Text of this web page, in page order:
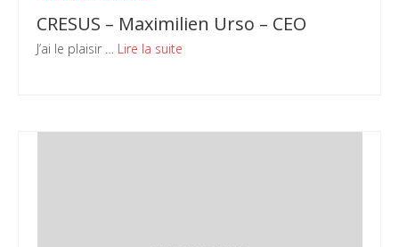
CRESUS – Maximilien Urso – CEO
J’ai le plaisir … Lire la suite